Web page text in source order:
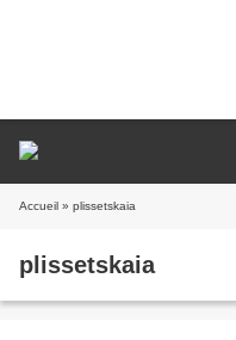
Accueil » plissetskaia
plissetskaia